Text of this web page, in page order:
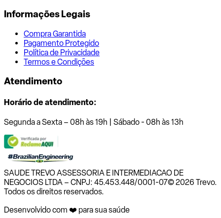
Informações Legais
Compra Garantida
Pagamento Protegido
Política de Privacidade
Termos e Condições
Atendimento
Horário de atendimento:
Segunda a Sexta – 08h às 19h | Sábado - 08h às 13h
SAUDE TREVO ASSESSORIA E INTERMEDIACAO DE
NEGOCIOS LTDA – CNPJ: 45.453.448/0001-07© 2026 Trevo.
Todos os direitos reservados.
Desenvolvido com ❤️ para sua saúde